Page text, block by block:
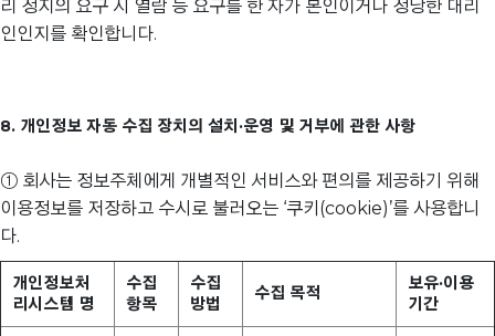
리 정지의 요구 시 열람 등 요구를 한 자가 본인이거나 정당한 대리
인인지를 확인합니다.
8. 개인정보 자동 수집 장치의 설치·운영 및 거부에 관한 사항
① 회사는 정보주체에게 개별적인 서비스와 편의를 제공하기 위해
이용정보를 저장하고 수시로 불러오는 ‘쿠키(cookie)’를 사용합니
다.
개인정보처
리시스템 명
수집
항목
수집
방법
수집 목적
보유·이용
기간